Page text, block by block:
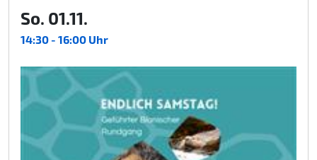
So. 01.11.
14:30 - 16:00 Uhr